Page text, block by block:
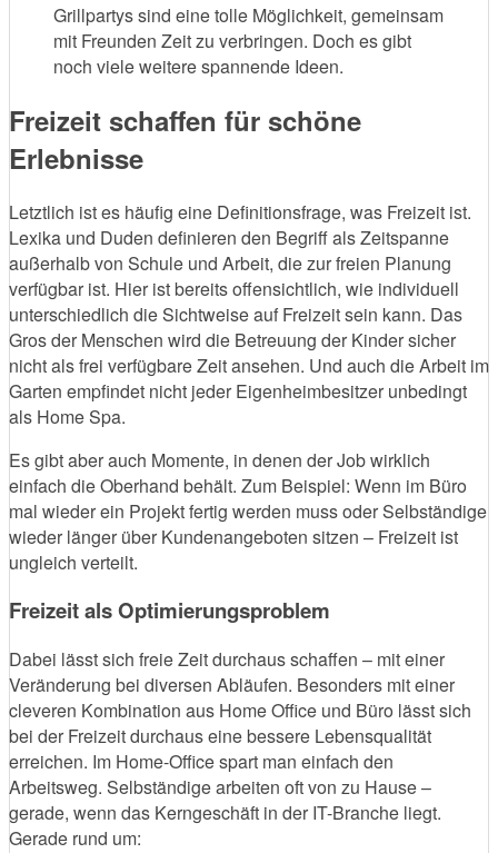
Grillpartys sind eine tolle Möglichkeit, gemeinsam
mit Freunden Zeit zu verbringen. Doch es gibt
noch viele weitere spannende Ideen.
Freizeit schaffen für schöne
Erlebnisse
Letztlich ist es häufig eine Definitionsfrage, was Freizeit ist.
Lexika und Duden definieren den Begriff als Zeitspanne
außerhalb von Schule und Arbeit, die zur freien Planung
verfügbar ist. Hier ist bereits offensichtlich, wie individuell
unterschiedlich die Sichtweise auf Freizeit sein kann. Das
Gros der Menschen wird die Betreuung der Kinder sicher
nicht als frei verfügbare Zeit ansehen. Und auch die Arbeit im
Garten empfindet nicht jeder Eigenheimbesitzer unbedingt
als Home Spa.
Es gibt aber auch Momente, in denen der Job wirklich
einfach die Oberhand behält. Zum Beispiel: Wenn im Büro
mal wieder ein Projekt fertig werden muss oder Selbständige
wieder länger über Kundenangeboten sitzen – Freizeit ist
ungleich verteilt.
Freizeit als Optimierungsproblem
Dabei lässt sich freie Zeit durchaus schaffen – mit einer
Veränderung bei diversen Abläufen. Besonders mit einer
cleveren Kombination aus Home Office und Büro lässt sich
bei der Freizeit durchaus eine bessere Lebensqualität
erreichen. Im Home-Office spart man einfach den
Arbeitsweg. Selbständige arbeiten oft von zu Hause –
gerade, wenn das Kerngeschäft in der IT-Branche liegt.
Gerade rund um: